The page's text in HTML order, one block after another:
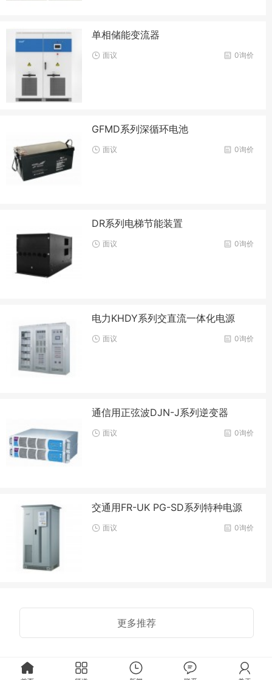
单相储能变流器
0询价
面议
GFMD系列深循环电池
0询价
面议
DR系列电梯节能装置
0询价
面议
电力KHDY系列交直流一体化电源
0询价
面议
通信用正弦波DJN-J系列逆变器
0询价
面议
交通用FR-UK PG-SD系列特种电源
0询价
面议
更多推荐